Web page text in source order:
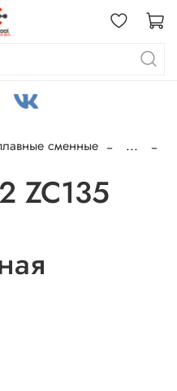
сменные
...
ZC135